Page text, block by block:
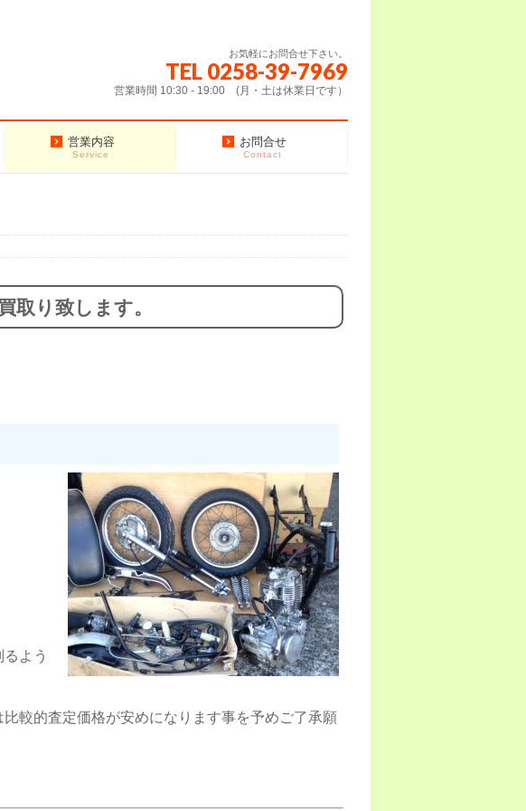
お気軽にお問合せ下さい。
TEL 0258-39-7969
営業時間 10:30 - 19:00 (月・土は休業日です）
営業内容
Service
お問合せ
Contact
取り致します。
よう
較的査定価格が安めになります事を予めご了承願